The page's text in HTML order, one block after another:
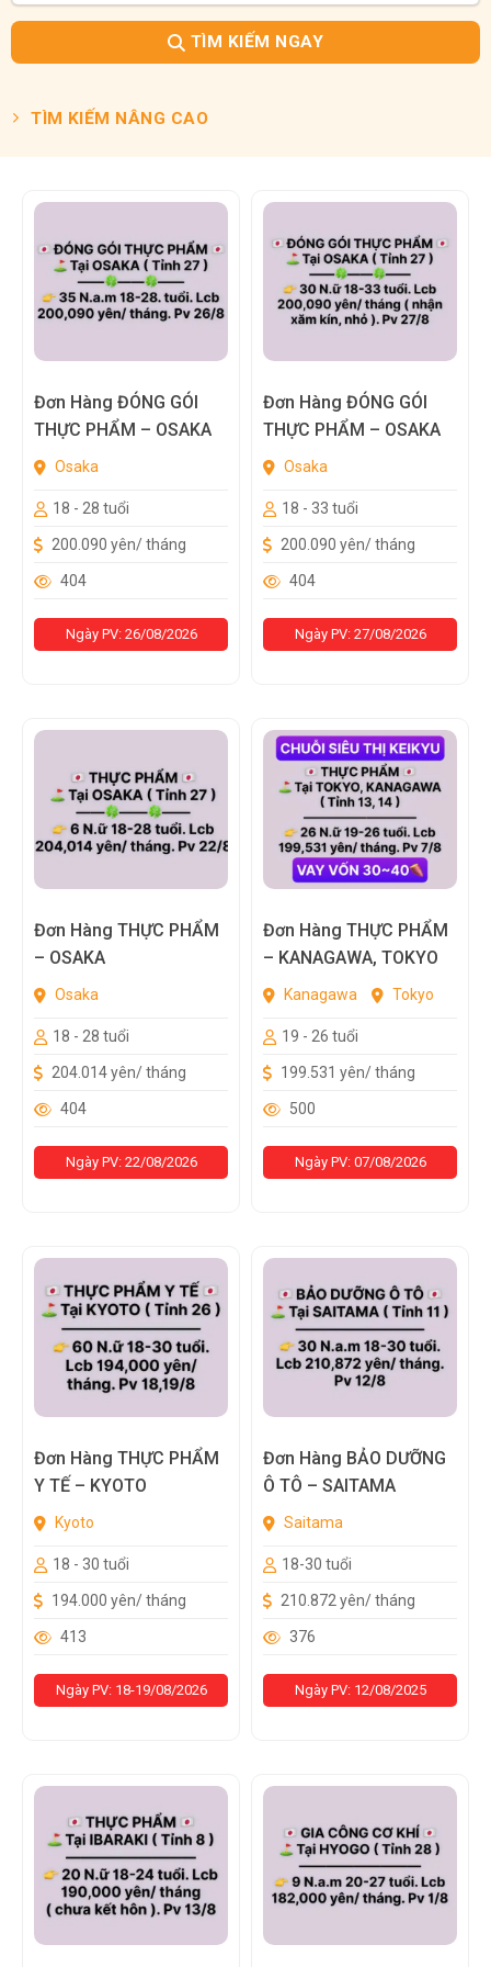
TÌM KIẾM NGAY
TÌM KIẾM NÂNG CAO
Đơn Hàng ĐÓNG GÓI
THỰC PHẨM – OSAKA
Osaka
18 - 28 tuổi
200.090 yên/ tháng
404
Ngày PV: 26/08/2026
Đơn Hàng ĐÓNG GÓI
THỰC PHẨM – OSAKA
Osaka
18 - 33 tuổi
200.090 yên/ tháng
404
Ngày PV: 27/08/2026
Đơn Hàng THỰC PHẨM
– OSAKA
Osaka
18 - 28 tuổi
204.014 yên/ tháng
404
Ngày PV: 22/08/2026
Đơn Hàng THỰC PHẨM
– KANAGAWA, TOKYO
Kanagawa Tokyo
19 - 26 tuổi
199.531 yên/ tháng
500
Ngày PV: 07/08/2026
Đơn Hàng THỰC PHẨM
Y TẾ – KYOTO
Kyoto
18 - 30 tuổi
194.000 yên/ tháng
413
Ngày PV: 18-19/08/2026
Đơn Hàng BẢO DƯỠNG
Ô TÔ – SAITAMA
Saitama
18-30 tuổi
210.872 yên/ tháng
376
Ngày PV: 12/08/2025